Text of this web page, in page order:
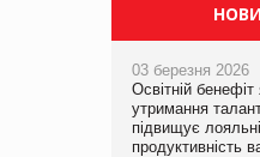
03 березня 2026
Освітній бенефіт
утримання
підвищує
продуктивність